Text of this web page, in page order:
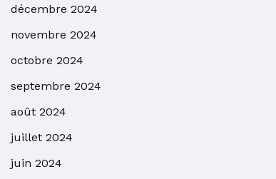
décembre 2024
novembre 2024
octobre 2024
septembre 2024
août 2024
juillet 2024
juin 2024